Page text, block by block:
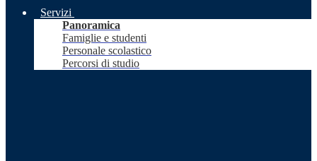
Servizi
Panoramica
Famiglie e studenti
Personale scolastico
Percorsi di studio